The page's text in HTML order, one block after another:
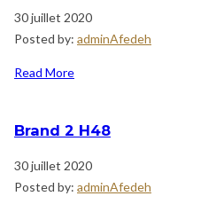
30 juillet 2020
Posted by: adminAfedeh
Read More
Brand 2 H48
30 juillet 2020
Posted by: adminAfedeh